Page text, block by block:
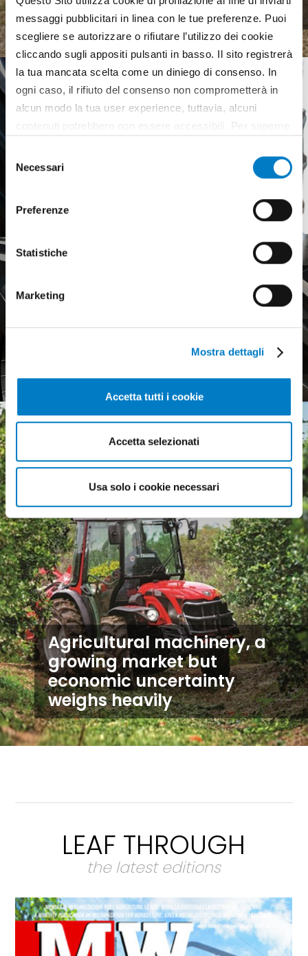
messaggi pubblicitari in linea con le tue preferenze. Puoi
scegliere se autorizzare o rifiutare l’utilizzo dei cookie
cliccando sugli appositi pulsanti in basso. Il sito registrerà
la tua mancata scelta come un diniego di consenso. In
ogni caso, il rifiuto del consenso non comprometterà in
alcun modo la tua user experience, tuttavia, alcuni
contenuti potrebbero non essere accessibili. Per saperne
all’utilizzo di tutti, o solamente di alcuni di essi, ti
delNecessari
Preferenze
Statistiche
Marketing
Mostra dettagli
Accetta tutti i cookie
Accetta selezionati
Usa solo i cookie necessari
complex landscape
European market
Agricultural machinery, a
growing market but
economic uncertainty
weighs heavily
LEAF THROUGH
the latest editions